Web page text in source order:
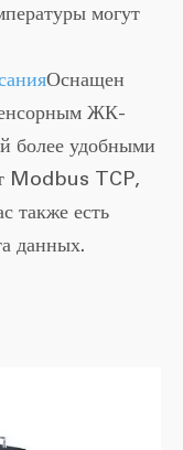
могут
Оснащен
ЖК-
более удобными
Modbus TCP,
также есть
данных.